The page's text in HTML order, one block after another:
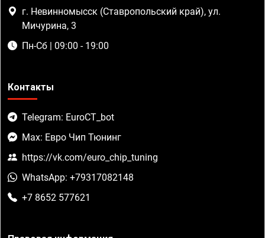
г. Невинномысск (Ставропольский край), ул.
Мичурина, 3
Пн-Сб | 09:00 - 19:00
Контакты
Telegram: EuroCT_bot
Max: Евро Чип Тюнинг
https://vk.com/euro_chip_tuning
WhatsApp: +79317082148
+7 8652 577621